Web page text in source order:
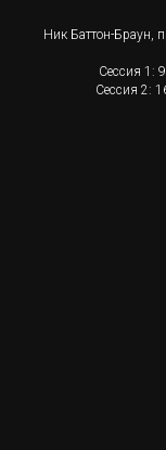
Ник Баттон-Браун,
Сессия 1:
Сессия 2: